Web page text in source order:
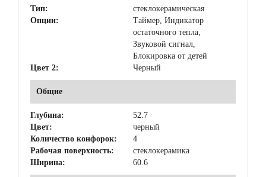
Тип:
стеклокерамическая
Опции:
Таймер, Индикатор
остаточного тепла,
Звуковой сигнал,
Блокировка от детей
Цвет 2:
Черный
Общие
Глубина:
52.7
Цвет:
черный
Количество конфорок:
4
Рабочая поверхность:
стеклокерамика
Ширина:
60.6